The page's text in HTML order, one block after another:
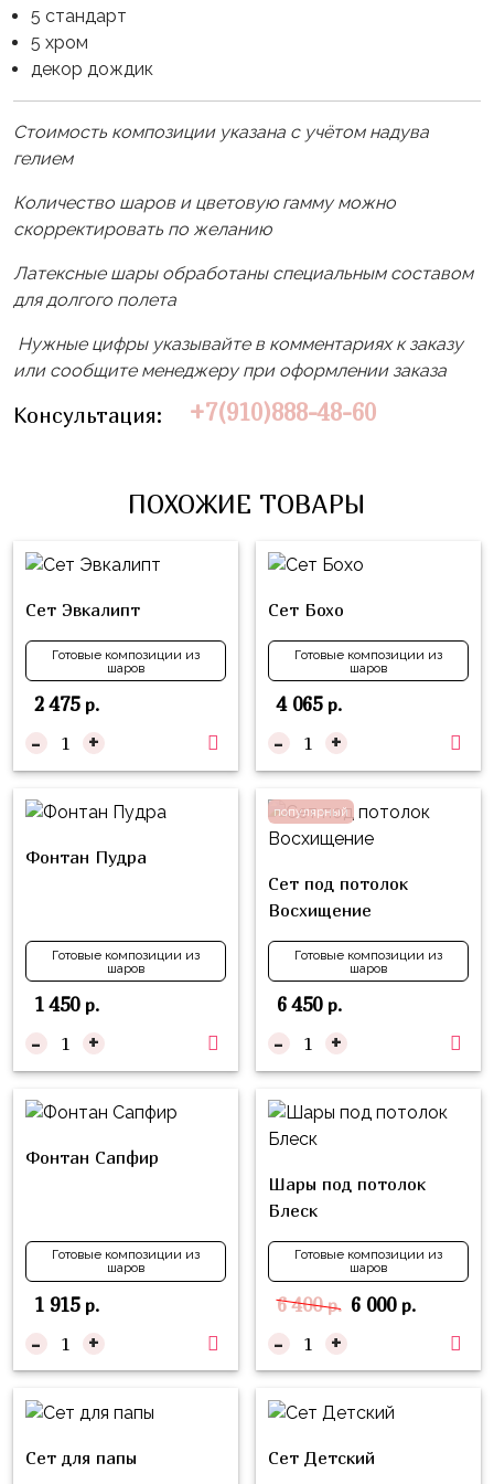
5 стандарт
5 хром
декор дождик
Стоимость композиции указана с учётом надува
гелием
Количество шаров и цветовую гамму можно
скорректировать по желанию
Латексные шары обработаны специальным составом
для долгого полета
Нужные цифры указывайте в комментариях к заказу
или сообщите менеджеру при оформлении заказа
Консультация: +7(910)888-48-60
ПОХОЖИЕ ТОВАРЫ
Сет Эвкалипт
Готовые композиции из
шаров
2 475р.
- +
Сет Бохо
Готовые композиции из
шаров
4 065р.
- +
Фонтан Пудра
Готовые композиции из
шаров
1 450р.
- +
популярный
Сет под потолок
Восхищение
Готовые композиции из
шаров
6 450р.
- +
Фонтан Сапфир
Готовые композиции из
шаров
1 915р.
- +
Шары под потолок
Блеск
Готовые композиции из
шаров
6 400р. 6 000р.
- +
Сет для папы Сет Детский
45
см
см
91
см
Фольгированные
шары
с
рисунком
фигуры
шаров
декором
шары
фигуры
Коробка-
Индивидуальная
надпись
шар
для
Свечи
Бумажный
Колпачки,
ободки
Выпускной
1
Хэллоуин
Свадьба
Мальчик
или
Три
Кота
Ми-
ми-
мишки
Пеппа
Малышарики
Сердце
Губка
Чебурашка
Черепашки-
ниндзя
Фиксики
Котэ
Принцессы
Микки
и
Минни
Спорт
Для
Бабушки
Папы,
Дедушки
Тропики
Гарри
Поттер
Космос
Единороги
zakazsharoff@yandex.ru
Бор,
ул.
М.Горького,